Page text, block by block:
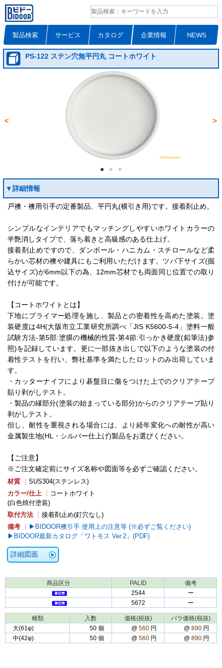
製品検索 サービス カタログ 企業情報 NEWS
PS-122 ステン穴無平円丸 コートホワイト
< >
▼詳細情報
戸襖・襖用引手の定番製品、平円丸(横引き用)です。接着剤止め。
シンプルなインテリアでもマッチングしやすいホワイトカラーの
半艶消しタイプで、落ち着きと高級感のある仕上げ。
接着剤止めですので、ダンボール・ハニカム・スチロールなど柔
らかい芯材の襖や建具にもご利用いただけます。ツバ下サイズ(掘
込サイズ)が6mm以下の為、12mm芯材でも両面同じ位置での取り
付けが可能です。
【コートホワイトとは】
下地にプライマー処理を施し、製品との密着性を高めた塗装。塗
装硬度は4H(大阪市立工業研究所調べ「JIS K5600-5-4」塗料一般
試験方法-第5部:塗膜の機械的性質-第4節:引っかき硬度(鉛筆法)参
照)を記録しています。更に一部抜き出しで以下のような塗装の付
着性テストを行い、弊社基準を満たしたロットのみ出荷していま
す。
・カッターナイフにより碁盤目に傷をつけた上でのクリアテープ
貼り剥がしテスト。
・製品の縁部分(塗装の始まっている部分)からのクリアテープ貼り
剥がしテスト。
但し、耐性を重視される場合には、より経年変化への耐性が高い
金属製生地(HL・シルバー仕上げ)製品をお選びください。
【ご注意】
※ご注文確定前にサイズ名称や図面等を必ずご確認ください。
材質
┊SUS304(ステンレス)
カラー/仕上
┊コートホワイト
(白色焼付塗装)
取付方法
┊接着剤止め(釘穴なし)
備考
┊
BIDOOR襖引手 使用上の注意等 (※必ずご覧ください)
BIDOOR最新カタログ「ワトモス Ver.2」(PDF)
詳細図面
商品区分 PALID
備考
2544
ー
5672
ー
種類 入数 価格(税抜)
バラ価格(税抜)
大(61φ)
50 個 @ 560 円 @ 890 円
中(42φ)
50 個 @ 560 円 @ 890 円